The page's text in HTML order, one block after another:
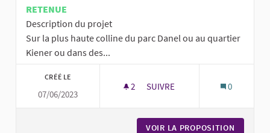
RETENUE
Description du projet
Sur la plus haute colline du parc Danel ou au quartier
Kiener ou dans des...
CRÉÉ LE
07/06/2023
2 2 ABONNÉS
SUIVRE 0
VOIR LA PROPOSITION